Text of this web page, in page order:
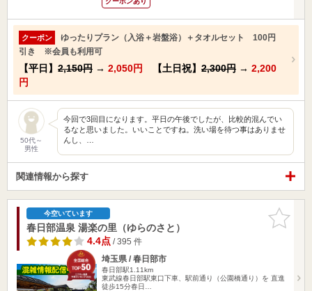
クーポン
ゆったりプラン（入浴＋岩盤浴）＋タオルセット 100円
引き ※会員も利用可
【平日】 2,150円 → 2,050円 【土日祝】 2,300円 → 2,200
円
50代～
男性
今回で3回目になります。平日の午後でしたが、比較的混んでい
るなと思いました。いいことですね。洗い場を待つ事はありませ
んし、…
関連情報から探す
お気に入
りに追加
今空いています
春日部温泉 湯楽の里（ゆらのさと）
4.4点/ 395 件
埼玉県 / 春日部市
春日部駅1.11km
東武線春日部駅東口下車、駅前通り（公園橋通り）を 直進
徒歩15分春日…